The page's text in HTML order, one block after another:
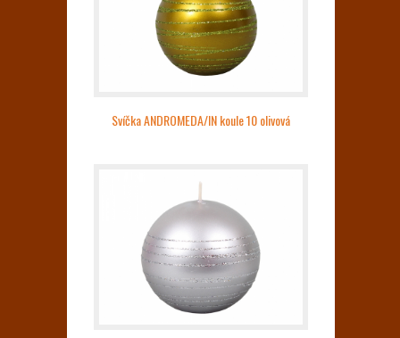
Svíčka ANDROMEDA/IN koule 10 olivová